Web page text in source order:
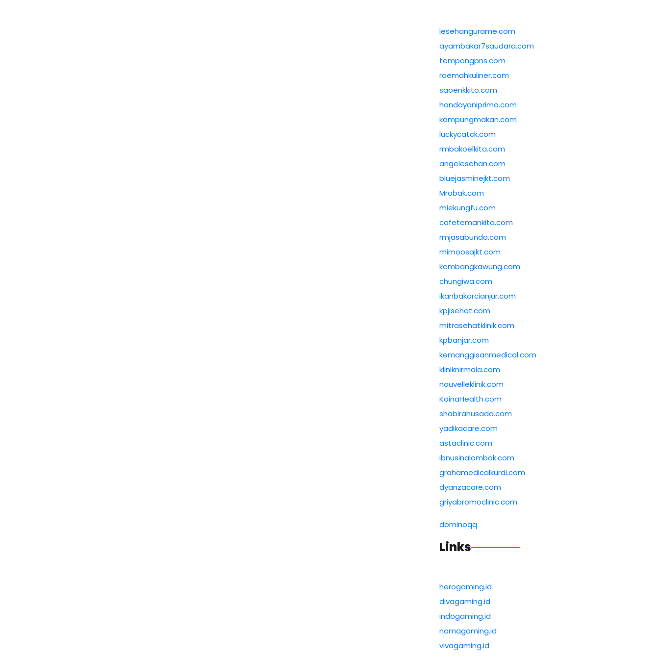
lesehangurame.com
ayambakar7saudara.com
tempongpns.com
roemahkuliner.com
saoenkkito.com
handayaniprima.com
kampungmakan.com
luckycatck.com
rmbakoelkita.com
angelesehan.com
bluejasminejkt.com
Mrobak.com
miekungfu.com
cafetemankita.com
rmjasabundo.com
mimoosajkt.com
kembangkawung.com
chungiwa.com
ikanbakarcianjur.com
kpjisehat.com
mitrasehatklinik.com
kpbanjar.com
kemanggisanmedical.com
kliniknirmala.com
nouvelleklinik.com
KainaHealth.com
shabirahusada.com
yadikacare.com
astaclinic.com
ibnusinalombok.com
grahamedicalkurdi.com
dyanzacare.com
griyabromoclinic.com
dominoqq
Links
herogaming.id
divagaming.id
indogaming.id
namagaming.id
vivagaming.id